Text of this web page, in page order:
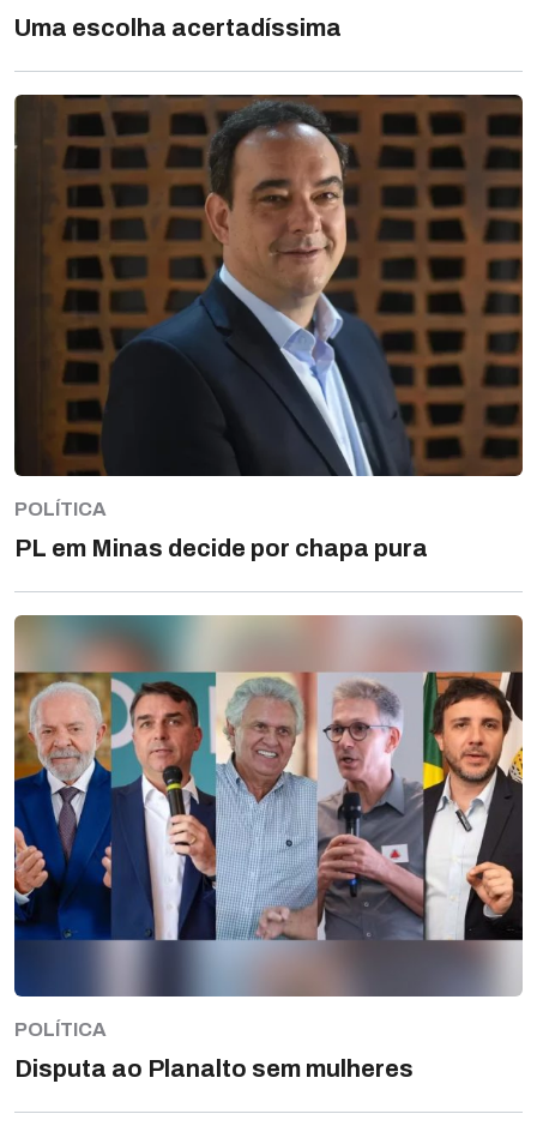
Uma escolha acertadíssima
POLÍTICA
PL em Minas decide por chapa pura
POLÍTICA
Disputa ao Planalto sem mulheres